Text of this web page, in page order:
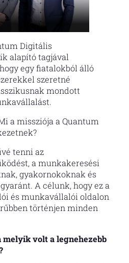
Digitális
alapító tagjával
egy fiatalokból álló
szeretné
mondott
a missziója a Quantum
tenni az
a munkakeresési
gyakornokoknak és
A célunk, hogy ez a
és munkavállalói oldalon
történjen minden
volt a legnehezebb